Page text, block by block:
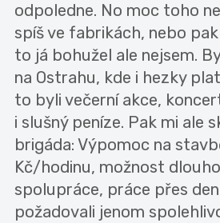
odpoledne. No moc toho
spíš ve fabrikách, nebo
to já bohužel ale nejsem.
na Ostrahu, kde i hezky
to byli večerní akce,
i slušný peníze. Pak mi ale
brigáda: Výpomoc na
Kč/hodinu, možnost
spolupráce, práce přes
požadovali jenom